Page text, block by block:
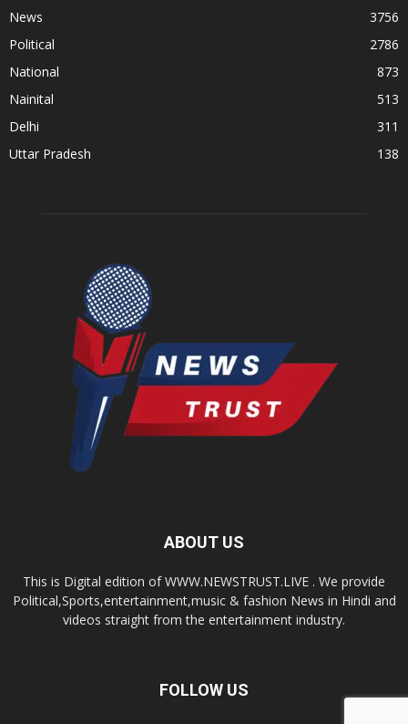
News
3756
Political
2786
National
873
Nainital
513
Delhi
311
Uttar Pradesh
138
ABOUT US
This is Digital edition of WWW.NEWSTRUST.LIVE . We provide
Political,Sports,entertainment,music & fashion News in Hindi and
videos straight from the entertainment industry.
FOLLOW US